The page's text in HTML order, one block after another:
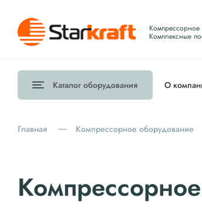
Комплексные
Каталог оборудования О
Главная Компрессорное оборудование